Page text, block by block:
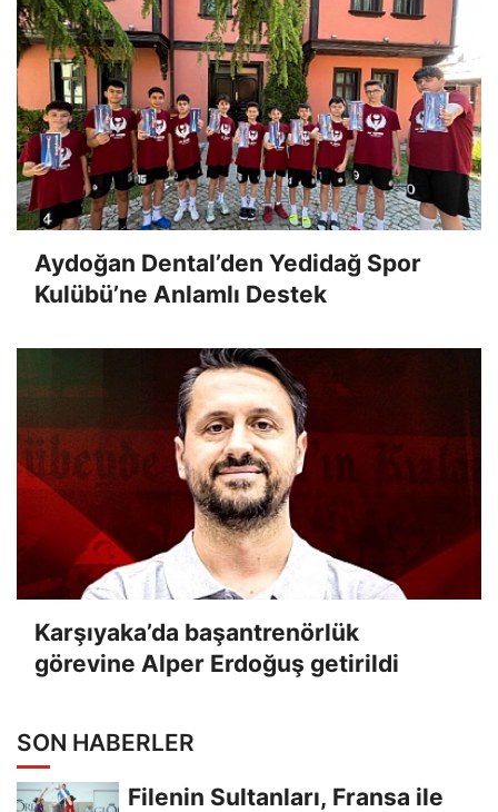
Aydoğan Dental’den Yedidağ Spor
Kulübü’ne Anlamlı Destek
Karşıyaka’da başantrenörlük
görevine Alper Erdoğuş getirildi
SON HABERLER
Filenin Sultanları, Fransa ile